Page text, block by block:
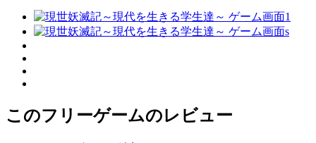
このフリーゲームのレビュー